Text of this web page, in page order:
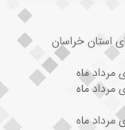
استان خراسان
ماه
ماه
ماه